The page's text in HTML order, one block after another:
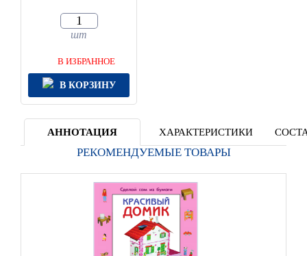
шт
В ИЗБРАННОЕ
В КОРЗИНУ
АННОТАЦИЯ ХАРАКТЕРИСТИКИ
РЕКОМЕНДУЕМЫЕ ТОВАРЫ